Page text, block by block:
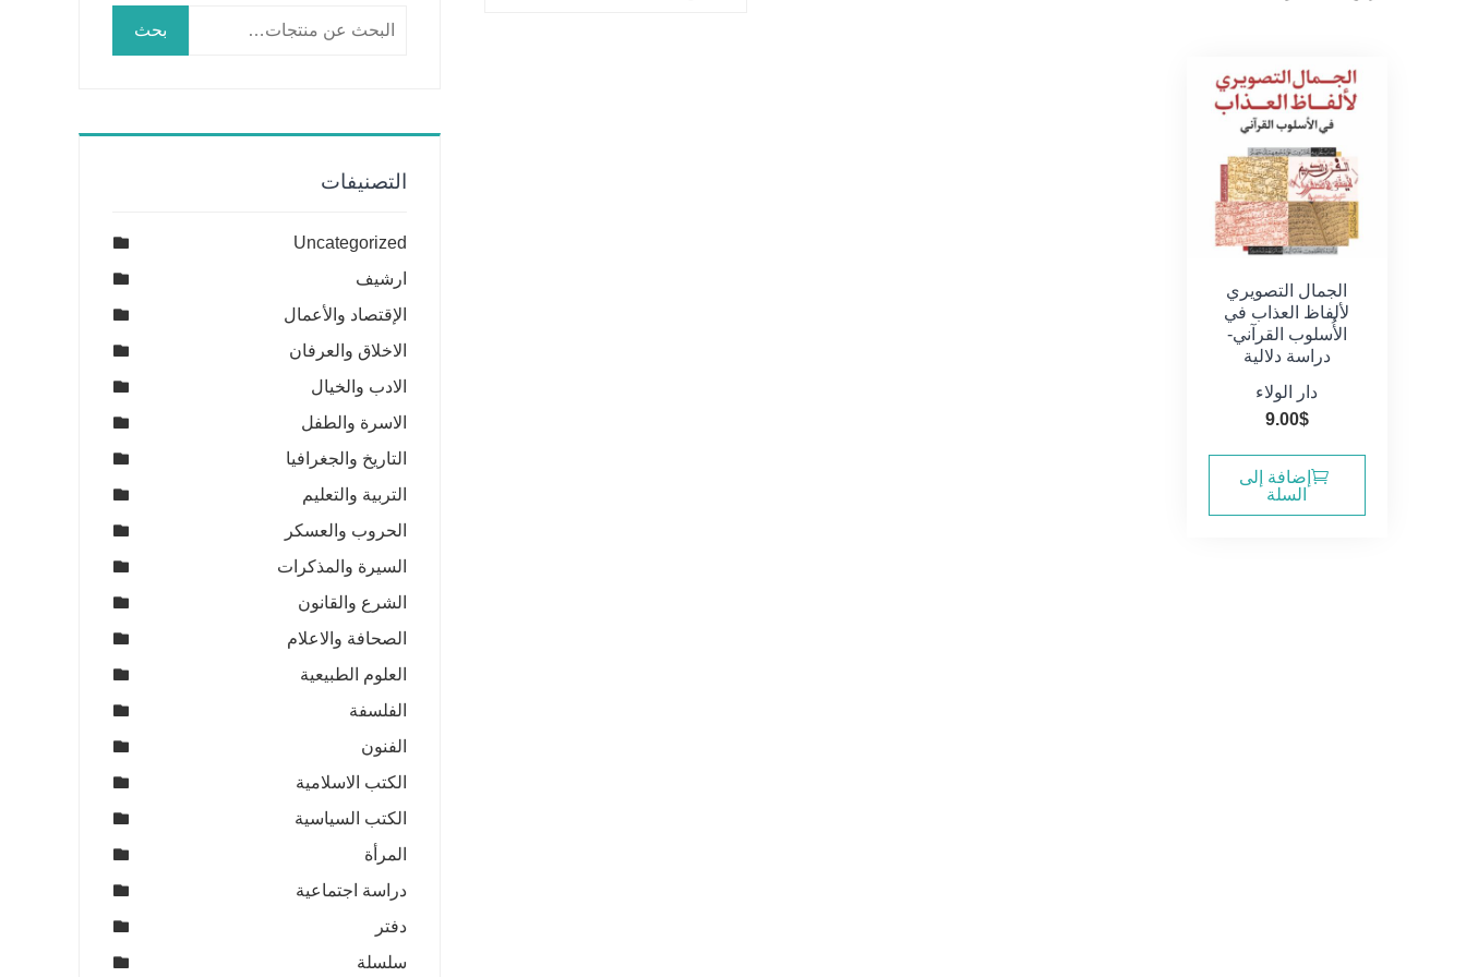
الجمال التصويري
لألفاظ العذاب في
الأُسلوب القرآني-
دراسة دلالية
دار الولاء
9.00$
إضافة إلى
السلة
بحث
التصنيفات
Uncategorized
ارشيف
الإقتصاد والأعمال
الاخلاق والعرفان
الادب والخيال
الاسرة والطفل
التاريخ والجغرافيا
التربية والتعليم
الحروب والعسكر
السيرة والمذكرات
الشرع والقانون
الصحافة والاعلام
العلوم الطبيعية
الفلسفة
الفنون
الكتب الاسلامية
الكتب السياسية
المرأة
دراسة اجتماعية
دفتر
سلسلة